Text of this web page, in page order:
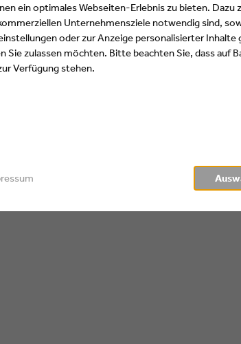
Impressum
ein optimales Webseiten-Erlebnis zu bieten. Dazu
Unternehmensziele notwendig sind,
oder zur Anzeige personalisierter Inhalte
Sie zulassen möchten. Bitte beachten Sie, dass auf
Verfügung stehen.